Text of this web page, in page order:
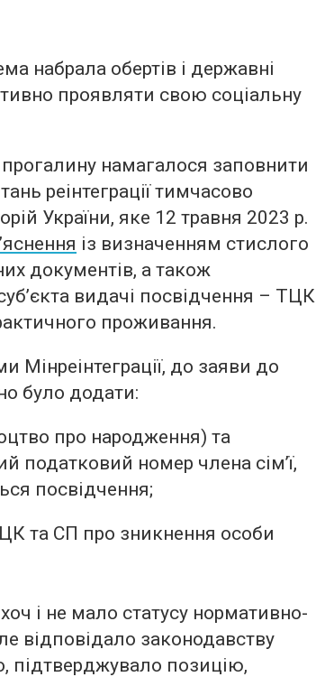
набрала обертів і державні
проявляти свою соціальну
намагалося заповнити
реінтеграції тимчасово
України, яке 12 травня 2023 р.
із визначенням стислого
документів, а також
видачі посвідчення – ТЦК
проживання.
Мінреінтеграції, до заяви до
було додати:
про народження) та
податковий номер члена сім’ї,
посвідчення;
та СП про зникнення особи
і не мало статусу нормативно-
відповідало законодавству
підтверджувало позицію,